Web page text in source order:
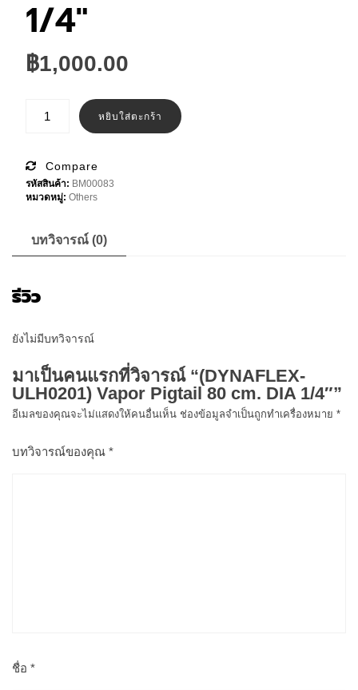
1/4″
฿1,000.00
(DYNAFLEX-
80
cm.
DIA
1/4"
หยิบใส่ตะกร้า
Compare
รหัสสินค้า: BM00083
หมวดหมู่: Others
บทวิจารณ์ (0)
รีวิว
ยังไม่มีบทวิจารณ์
มาเป็นคนแรกที่วิจารณ์ “(DYNAFLEX-
ULH0201) Vapor Pigtail 80 cm. DIA 1/4″”
อีเมลของคุณจะไม่แสดงให้คนอื่นเห็น ช่องข้อมูลจำเป็นถูกทำเครื่องหมาย *
บทวิจารณ์ของคุณ *
ชื่อ *